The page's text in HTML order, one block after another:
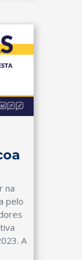
na
pelo
A